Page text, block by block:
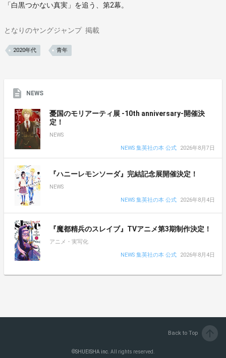
「白黒つかない真実」を追う、第2幕。
となりのヤングジャンプ 掲載
2020年代 青年
NEWS
憂国のモリアーティ展 -10th anniversary-開催決
定！
NEWS
NEWS 集英社の本 公式
2026年8月7日
『ハニーレモンソーダ』完結記念展開催決定！
NEWS
NEWS 集英社の本 公式
2026年8月4日
『魔都精兵のスレイブ』TVアニメ第3期制作決定！
アニメ・実写化
NEWS 集英社の本 公式
2026年8月4日
Back to Top
©SHUEISHA inc. All rights reserved.